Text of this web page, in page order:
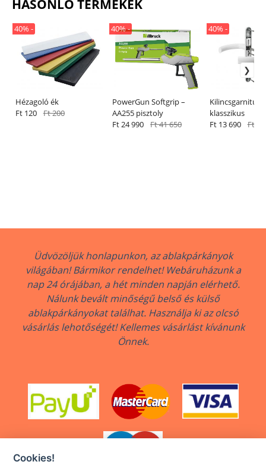
HASONLÓ TERMÉKEK
Hézagoló ék
40% -
Ft 120 Ft 200
PowerGun Softgrip –
AA255 pisztoly
40% -
Ft 24 990 Ft 41 650
Kilincsgarnitúra
klasszikus
40% -
Ft 13 690 Ft
Üdvözöljük honlapunkon, az ablakpárkányok
világában! Bármikor rendelhet! Webáruházunk a
nap 24 órájában, a hét minden napján elérhető.
Nálunk bevált minőségű belső és külső
ablakpárkányokat találhat. Használja ki az olcsó
vásárlás lehotőségét! Kellemes vásárlást kívánunk
Önnek.
Cookies!